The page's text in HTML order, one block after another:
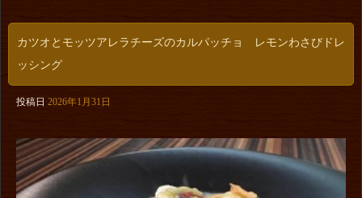
カツオとモッツアレラチーズのカルパッチョ レモンわさびドレ
ッシング
投稿日 2026年1月31日